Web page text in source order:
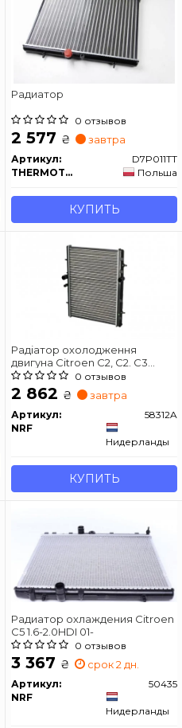
Радиатор
0 отзывов
2 577 ₴ завтра
Артикул:
D7P011TT
THERMOTEC
Польша
КУПИТЬ
Радіатор охолодження
двигуна Citroen C2, C2. C3
Picasso, C4.Peugeot 1007, 2008
I, 207, 208, 208 I 1.0-2.0 05.01-
0 отзывов
2 862 ₴ завтра
Артикул:
58312A
NRF
Нидерланды
КУПИТЬ
Радиатор охлаждения Citroen
C5 1.6-2.0HDI 01-
0 отзывов
3 367 ₴ срок 2 дн.
Артикул:
50435
NRF
Нидерланды